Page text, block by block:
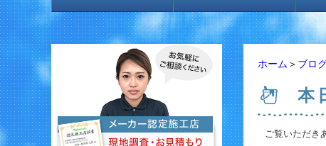
ホーム ＞ ブロ
本
ご覧いただき